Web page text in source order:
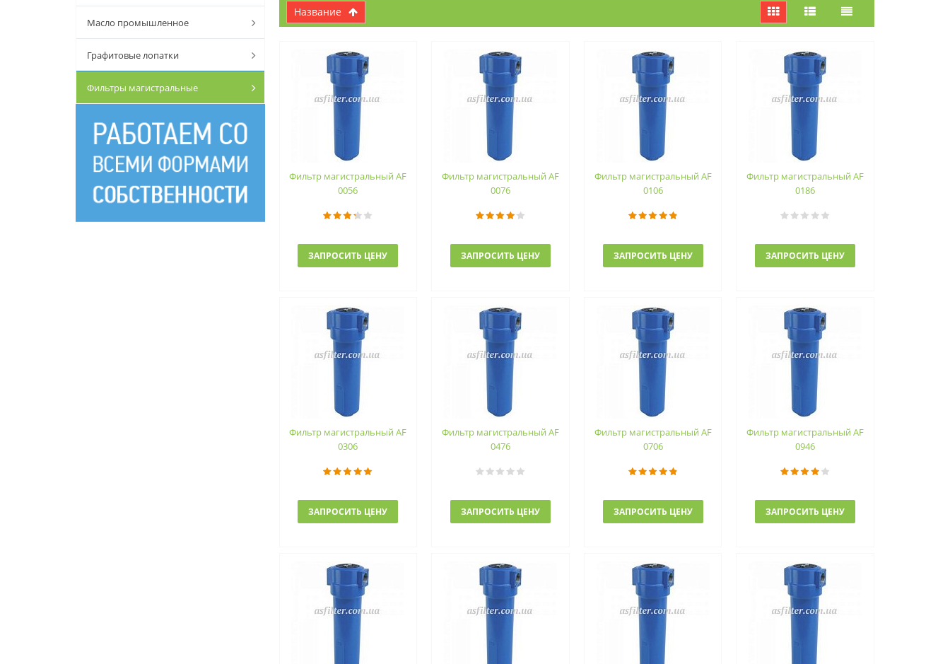
Масло промышленное
Графитовые лопатки
Фильтры магистральные
название
Фильтр магистральный AF
0056
ЗАПРОСИТЬ ЦЕНУ
Фильтр магистральный AF
0076
ЗАПРОСИТЬ ЦЕНУ
Фильтр магистральный AF
0106
ЗАПРОСИТЬ ЦЕНУ
Фильтр магистральный AF
0186
ЗАПРОСИТЬ ЦЕНУ
Фильтр магистральный AF
0306
ЗАПРОСИТЬ ЦЕНУ
Фильтр магистральный AF
0476
ЗАПРОСИТЬ ЦЕНУ
Фильтр магистральный AF
0706
ЗАПРОСИТЬ ЦЕНУ
Фильтр магистральный AF
0946
ЗАПРОСИТЬ ЦЕНУ